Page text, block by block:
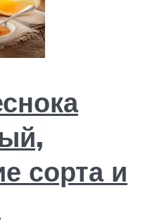
сорта и